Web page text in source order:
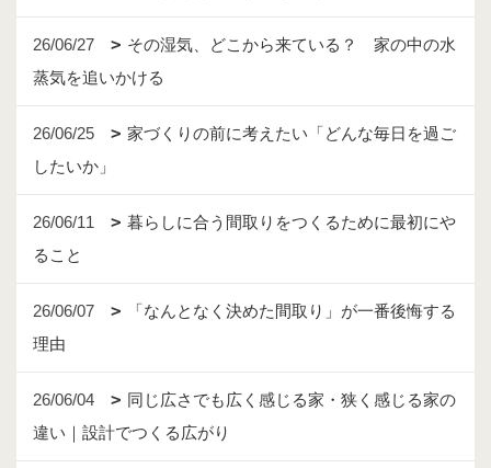
26/06/27
その湿気、どこから来ている？ 家の中の水
蒸気を追いかける
26/06/25
家づくりの前に考えたい「どんな毎日を過ご
したいか」
26/06/11
暮らしに合う間取りをつくるために最初にや
ること
26/06/07
「なんとなく決めた間取り」が一番後悔する
理由
26/06/04
同じ広さでも広く感じる家・狭く感じる家の
違い｜設計でつくる広がり